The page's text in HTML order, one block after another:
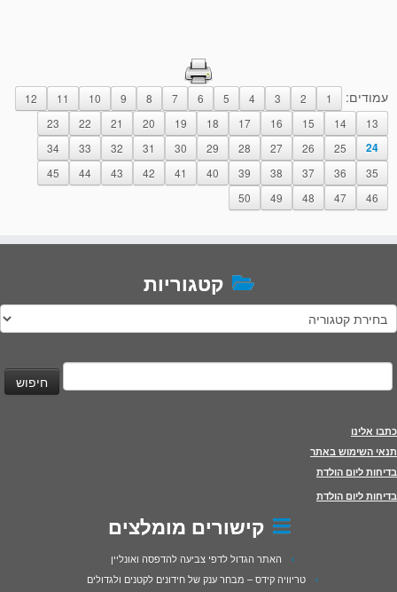
עמודים: 1
2
3
4
5
6
7
8
9
10
11
12
13
14
15
16
17
18
19
20
21
22
23
24
25
26
27
28
29
30
31
32
33
34
35
36
37
38
39
40
41
42
43
44
45
46
47
48
49
50
קטגוריות
קטגוריות
כתבו אלינו
תנאי השימוש באתר
בדיחות ליום הולדת
בדיחות ליום הולדת
קישורים מומלצים
האתר הגדול לדפי צביעה להדפסה ואונליין
טריוויה קידס – מבחר ענק של חידונים לקטנים ולגדולים